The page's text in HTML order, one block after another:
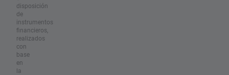
disposición
de
instrumentos
financieros,
realizados
con
base
en
la